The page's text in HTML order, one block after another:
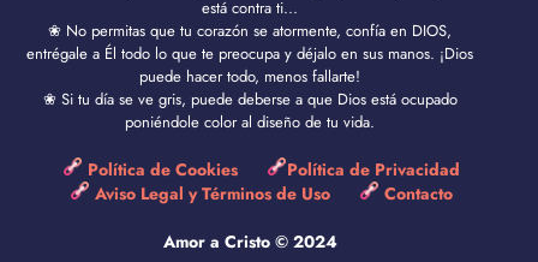
está contra ti...
❀ No permitas que tu corazón se atormente, confía en DIOS,
entrégale a Él todo lo que te preocupa y déjalo en sus manos. ¡Dios
puede hacer todo, menos fallarte!
❀ Si tu día se ve gris, puede deberse a que Dios está ocupado
poniéndole color al diseño de tu vida.
Política de Cookies
Política de Privacidad
Aviso Legal y Términos de Uso
Contacto
Amor a Cristo © 2024